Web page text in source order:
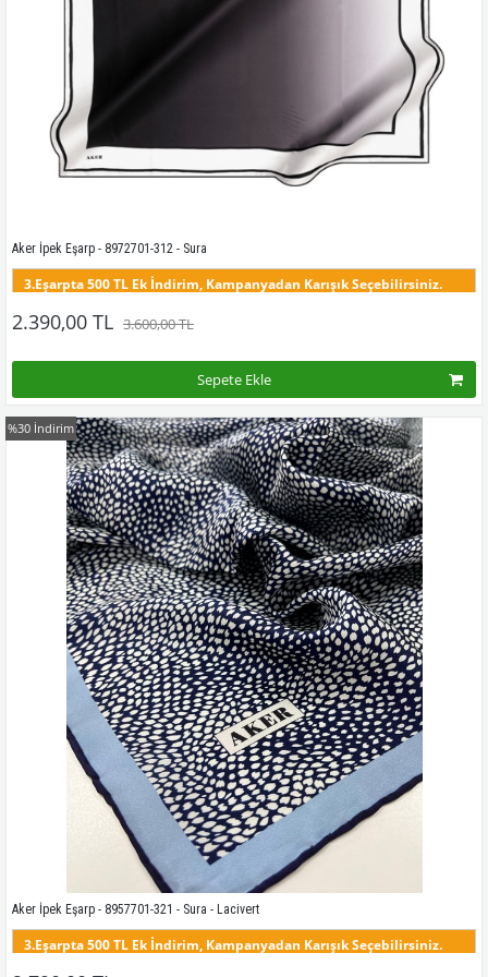
Aker İpek Eşarp - 8972701-312 - Sura
3.Eşarpta 500 TL Ek İndirim, Kampanyadan Karışık Seçebilirsiniz.
Kampanyadaki tüm modelleri görmek için buraya tıkla
2.390,00 TL 3.600,00 TL
Sepete Ekle
Aker İpek Eşarp - 8957701-321 - Sura - Lacivert
3.Eşarpta 500 TL Ek İndirim, Kampanyadan Karışık Seçebilirsiniz.
%30 İndirim